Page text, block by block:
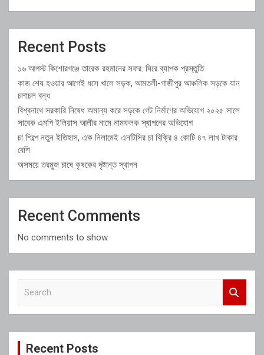
Recent Posts
১৬ আগস্ট কিশোরগঞ্জে তারেক রহমানের সফর: ঘিরে ব্যাপক প্রস্তুতি
কাজ শেষ হওয়ার আগেই ধসে খালে সড়ক, আমতলী-গাজীপুর আঞ্চলিক সড়কে যান
চলাচল বন্ধ
বিশ্বনাথে সরকারি নিষেধ অমান্য করে সড়কে গেট নির্মাণের অভিযোগ ২০২৫ সালে
সাবেক এমপি ইলিয়াস আলীর নামে নামফলক স্থাপনের অভিযোগ
চা শিল্পে নতুন ইতিহাস, এক নিলামেই এনটিসির চা বিক্রি ৪ কোটি ৪৭ লাখ টাকার
বেশি
অসময়ে তরমুজ চাষে কৃষকের দৃষ্টান্ত স্থাপন
Recent Comments
No comments to show.
c
Recent Posts